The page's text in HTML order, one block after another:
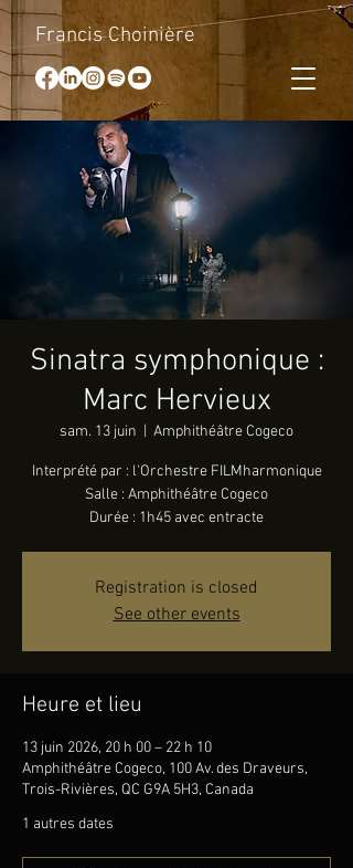
Francis Choinière
Sinatra symphonique :
Marc Hervieux
sam. 13 juin Amphithéâtre Cogeco
Interprété par : l'Orchestre FILMharmonique
Salle : Amphithéâtre Cogeco
Durée : 1h45 avec entracte
Registration is closed
See other events
Heure et lieu
13 juin 2026, 20 h 00 – 22 h 10
Amphithéâtre Cogeco, 100 Av. des Draveurs,
Trois-Rivières, QC G9A 5H3, Canada
1 autres dates